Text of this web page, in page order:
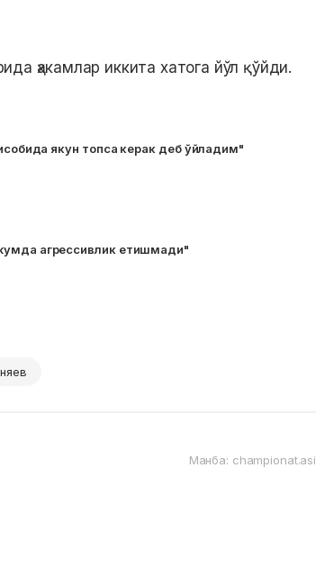
ҳакамлар иккита хатога йўл қўйди.
якун топса керак деб ўйладим"
агрессивлик етишмади"
Манба: